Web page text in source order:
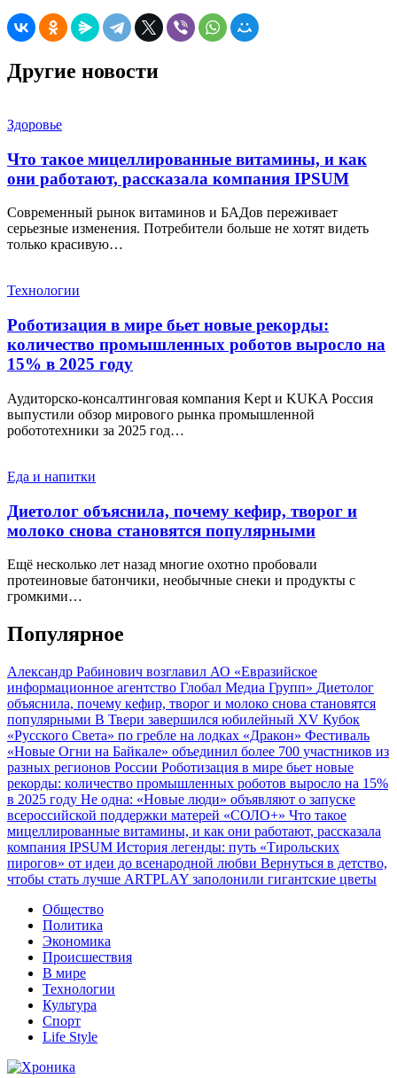
Другие новости
Здоровье
Что такое мицеллированные витамины, и как
они работают, рассказала компания IPSUM
Современный рынок витаминов и БАДов переживает
серьезные изменения. Потребители больше не хотят видеть
только красивую…
Технологии
Роботизация в мире бьет новые рекорды:
количество промышленных роботов выросло на
15% в 2025 году
Аудиторско-консалтинговая компания Kept и KUKA Россия
выпустили обзор мирового рынка промышленной
робототехники за 2025 год…
Еда и напитки
Диетолог объяснила, почему кефир, творог и
молоко снова становятся популярными
Ещё несколько лет назад многие охотно пробовали
протеиновые батончики, необычные снеки и продукты с
громкими…
Популярное
Александр Рабинович возглавил АО «Евразийское
информационное агентство Глобал Медиа Групп» Диетолог
объяснила, почему кефир, творог и молоко снова становятся
популярными В Твери завершился юбилейный XV Кубок
«Русского Света» по гребле на лодках «Дракон» Фестиваль
«Новые Огни на Байкале» объединил более 700 участников из
разных регионов России Роботизация в мире бьет новые
рекорды: количество промышленных роботов выросло на 15%
в 2025 году Не одна: «Новые люди» объявляют о запуске
всероссийской поддержки матерей «СОЛО+» Что такое
мицеллированные витамины, и как они работают, рассказала
компания IPSUM История легенды: путь «Тирольских
пирогов» от идеи до всенародной любви Вернуться в детство,
чтобы стать лучше ARTPLAY заполонили гигантские цветы
Общество
Политика
Экономика
Происшествия
В мире
Технологии
Культура
Спорт
Life Style